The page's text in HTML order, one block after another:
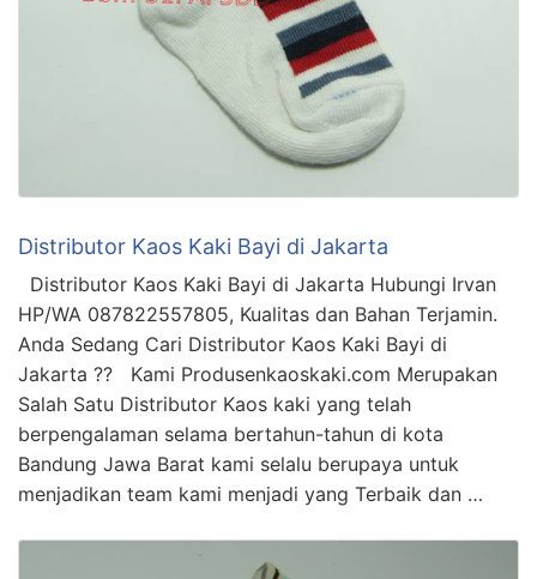
Distributor Kaos Kaki Bayi di Jakarta
Distributor Kaos Kaki Bayi di Jakarta Hubungi Irvan
HP/WA 087822557805, Kualitas dan Bahan Terjamin.
Anda Sedang Cari Distributor Kaos Kaki Bayi di
Jakarta ?? Kami Produsenkaoskaki.com Merupakan
Salah Satu Distributor Kaos kaki yang telah
berpengalaman selama bertahun-tahun di kota
Bandung Jawa Barat kami selalu berupaya untuk
menjadikan team kami menjadi yang Terbaik dan …